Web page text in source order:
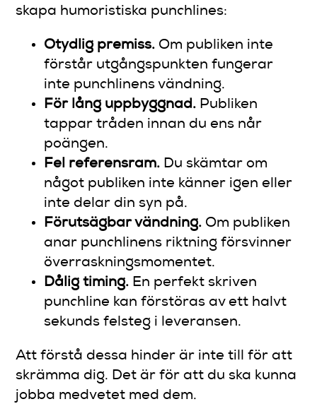
skapa humoristiska punchlines:
Otydlig premiss. Om publiken inte
förstår utgångspunkten fungerar
inte punchlinens vändning.
För lång uppbyggnad. Publiken
tappar tråden innan du ens når
poängen.
Fel referensram. Du skämtar om
något publiken inte känner igen eller
inte delar din syn på.
Förutsägbar vändning. Om publiken
anar punchlinens riktning försvinner
överraskningsmomentet.
Dålig timing. En perfekt skriven
punchline kan förstöras av ett halvt
sekunds felsteg i leveransen.
Att förstå dessa hinder är inte till för att
skrämma dig. Det är för att du ska kunna
jobba medvetet med dem.